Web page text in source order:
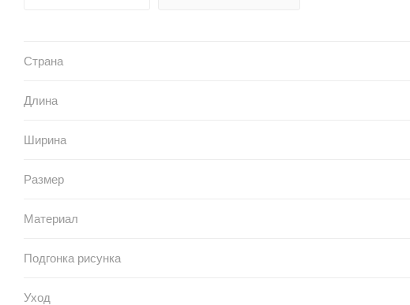
Страна
Длина
Ширина
Размер
Материал
Подгонка рисунка
Уход